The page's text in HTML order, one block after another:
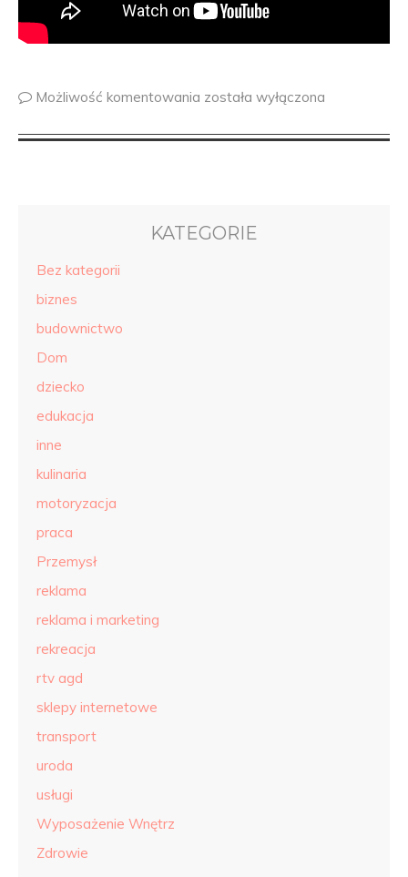
Możliwość komentowania została wyłączona
KATEGORIE
Bez kategorii
biznes
budownictwo
Dom
dziecko
edukacja
inne
kulinaria
motoryzacja
praca
Przemysł
reklama
reklama i marketing
rekreacja
rtv agd
sklepy internetowe
transport
uroda
usługi
Wyposażenie Wnętrz
Zdrowie